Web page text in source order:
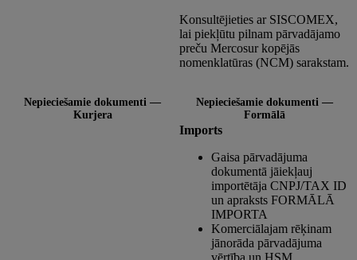
Konsultējieties ar SISCOMEX,
lai piekļūtu pilnam pārvadājamo
preču Mercosur kopējās
nomenklatūras (NCM) sarakstam.
Nepieciešamie dokumenti —
Kurjera
Nepieciešamie dokumenti —
Formālā
Imports
Gaisa pārvadājuma
dokumentā jāiekļauj
importētāja CNPJ/TAX ID
un apraksts FORMĀLĀ
IMPORTA
Komerciālajam rēķinam
jānorāda pārvadājuma
vērtība un HSM